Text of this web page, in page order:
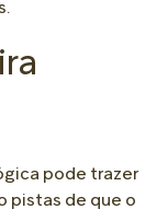
pode trazer
pistas de que o